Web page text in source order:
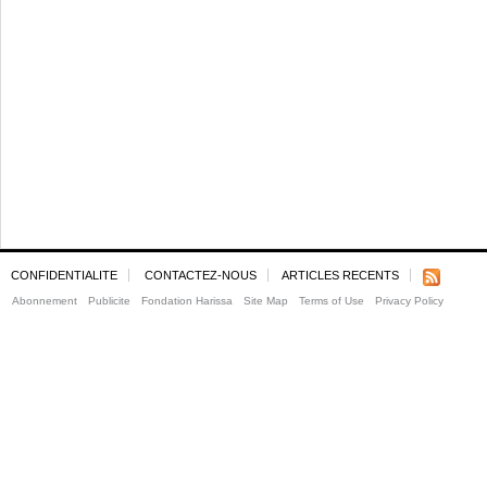
CONFIDENTIALITE CONTACTEZ-NOUS ARTICLES RECENTS
Abonnement Publicite Fondation Harissa Site Map Terms of Use Privacy Policy